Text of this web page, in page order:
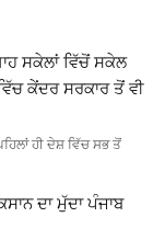
ਸਕੇਲਾਂ ਵਿੱਚੋਂ ਸਕੇਲ
ਕੇਂਦਰ ਸਰਕਾਰ ਤੋਂ ਵੀ
ਹੀ ਦੇਸ਼ ਵਿੱਚ ਸਭ ਤੋਂ
ਦਾ ਮੁੱਦਾ ਪੰਜਾਬ